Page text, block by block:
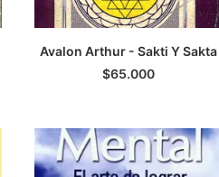
LEER MÁS
Avalon Arthur - Sakti Y Sakta
$65.000